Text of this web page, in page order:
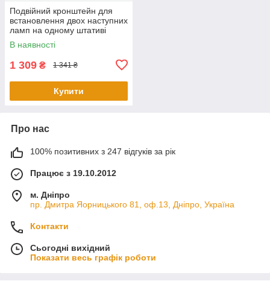
Подвійний кронштейн для
встановлення двох наступних
ламп на одному штативі
SCANGRIP
В наявності
1 309 ₴ 1 341 ₴
Купити
Про нас
100% позитивних з 247 відгуків за рік
Працює з 19.10.2012
м. Дніпро
пр. Дмитра Яорницького 81, оф.13, Дніпро, Україна
Контакти
Сьогодні вихідний
Показати весь графік роботи